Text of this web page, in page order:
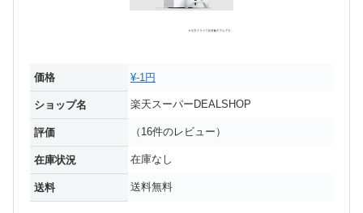
価格 ¥-1円
ショップ名 楽天スーパーDEALSHOP
評価 （16件のレビュー）
在庫状況 在庫なし
送料 送料無料